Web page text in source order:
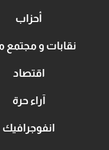
أحزاب
نقابات و مجتمع
اقتصاد
آراء حرة
انفوجرافيك